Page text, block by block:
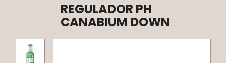
REGULADOR PH
CANABIUM DOWN